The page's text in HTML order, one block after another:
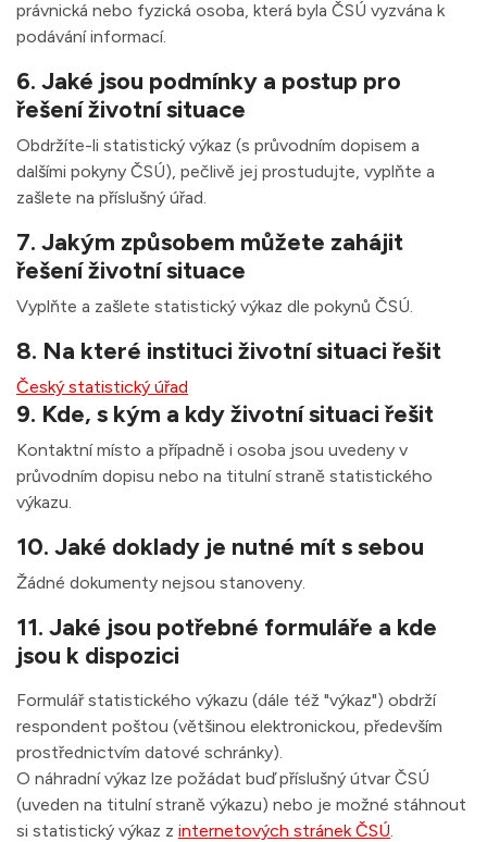
právnická nebo fyzická osoba, která byla ČSÚ vyzvána k
podávání informací.
6. Jaké jsou podmínky a postup pro
řešení životní situace
Obdržíte-li statistický výkaz (s průvodním dopisem a
dalšími pokyny ČSÚ), pečlivě jej prostudujte, vyplňte a
zašlete na příslušný úřad.
7. Jakým způsobem můžete zahájit
řešení životní situace
Vyplňte a zašlete statistický výkaz dle pokynů ČSÚ.
8. Na které instituci životní situaci řešit
Český statistický úřad
9. Kde, s kým a kdy životní situaci řešit
Kontaktní místo a případně i osoba jsou uvedeny v
průvodním dopisu nebo na titulní straně statistického
výkazu.
10. Jaké doklady je nutné mít s sebou
Žádné dokumenty nejsou stanoveny.
11. Jaké jsou potřebné formuláře a kde
jsou k dispozici
Formulář statistického výkazu (dále též "výkaz") obdrží
respondent poštou (většinou elektronickou, především
prostřednictvím datové schránky).
O náhradní výkaz lze požádat buď příslušný útvar ČSÚ
(uveden na titulní straně výkazu) nebo je možné stáhnout
si statistický výkaz z internetových stránek ČSÚ.